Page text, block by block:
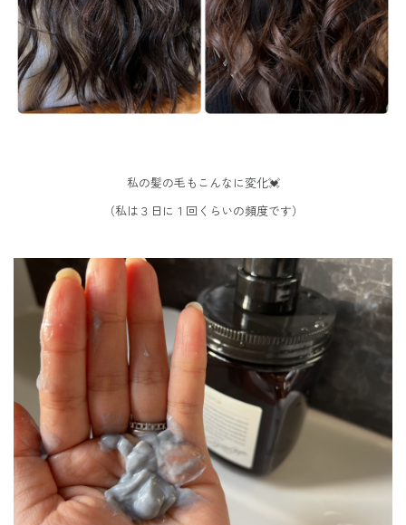
私の髪の毛もこんなに変化💓
（私は３日に１回くらいの頻度です）